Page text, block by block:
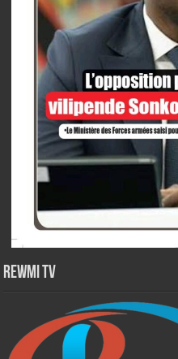
Rewmi TV